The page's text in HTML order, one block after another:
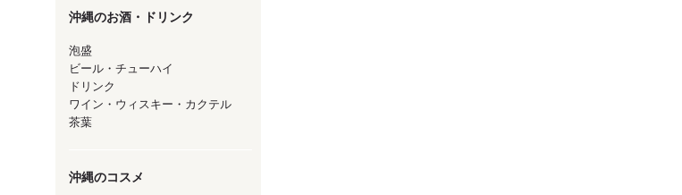
沖縄のお酒・ドリンク
泡盛
ビール・チューハイ
ドリンク
ワイン・ウィスキー・カクテル
茶葉
沖縄のコスメ